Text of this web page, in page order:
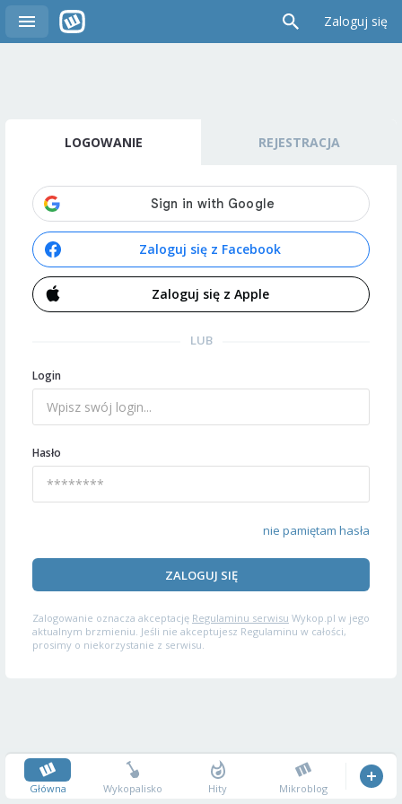
Zaloguj się
LOGOWANIE REJESTRACJA
Zaloguj się z Facebook
Zaloguj się z Apple
LUB
Login
Hasło
nie pamiętam hasła
ZALOGUJ SIĘ
Zalogowanie oznacza akceptację Regulaminu serwisu Wykop.pl w jego
aktualnym brzmieniu. Jeśli nie akceptujesz Regulaminu w całości,
prosimy o niekorzystanie z serwisu.
Główna Wykopalisko Hity Mikroblog